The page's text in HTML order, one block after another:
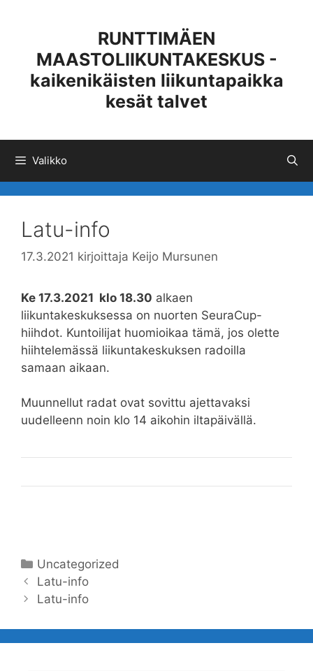
RUNTTIMÄEN
MAASTOLIIKUNTAKESKUS -
kaikenikäisten liikuntapaikka
kesät talvet
Valikko
Latu-info
17.3.2021 kirjoittaja Keijo Mursunen
Ke 17.3.2021 klo 18.30 alkaen
liikuntakeskuksessa on nuorten SeuraCup-
hiihdot. Kuntoilijat huomioikaa tämä, jos olette
hiihtelemässä liikuntakeskuksen radoilla
samaan aikaan.
Muunnellut radat ovat sovittu ajettavaksi
uudelleenn noin klo 14 aikohin iltapäivällä.
Kategoriat
Uncategorized
Artikkelien
selaus
Latu-info
Latu-info